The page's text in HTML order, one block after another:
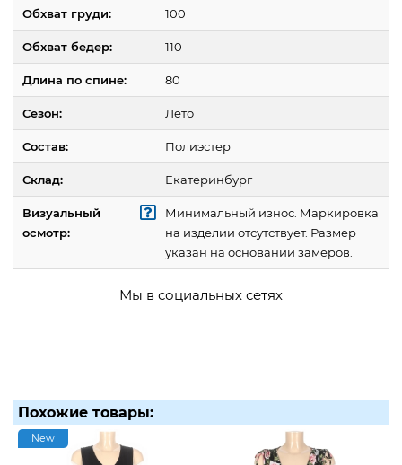
Обхват груди: 100
Обхват бедер: 110
Длина по спине: 80
Сезон: Лето
Состав: Полиэстер
Склад: Екатеринбург
Визуальный
осмотр:
Минимальный износ. Маркировка
на изделии отсутствует. Размер
указан на основании замеров.
Мы в социальных сетях
Похожие товары:
New